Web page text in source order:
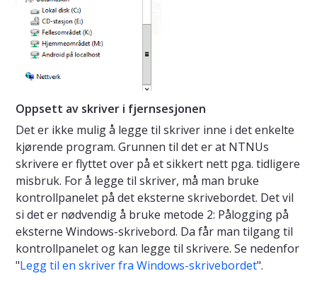
Oppsett av skriver i fjernsesjonen
Det er ikke mulig å legge til skriver inne i det enkelte
kjørende program. Grunnen til det er at NTNUs
skrivere er flyttet over på et sikkert nett pga. tidligere
misbruk. For å legge til skriver, må man bruke
kontrollpanelet på det eksterne skrivebordet. Det vil
si det er nødvendig å bruke metode 2: Pålogging på
eksterne Windows-skrivebord. Da får man tilgang til
kontrollpanelet og kan legge til skrivere. Se nedenfor
"Legg til en skriver fra Windows-skrivebordet".